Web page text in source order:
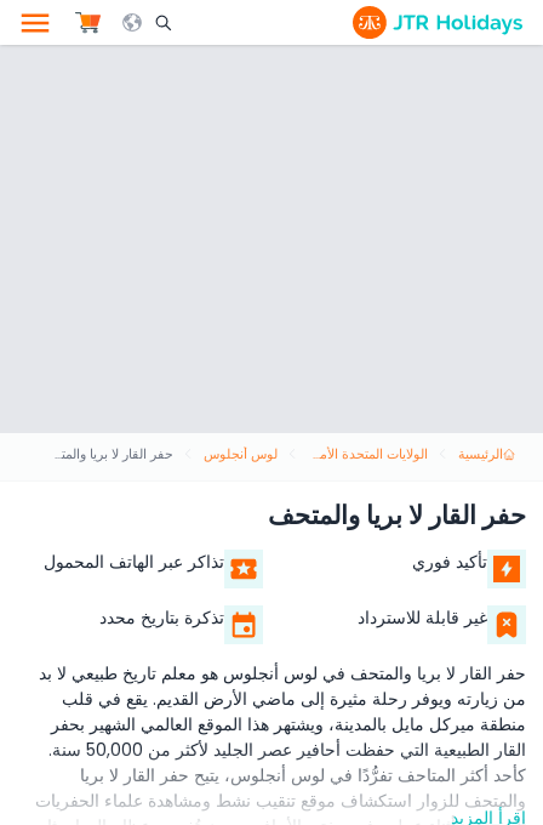
Search Opener Icon
الرئيسية الولايات المتحدة الأمريكية لوس أنجلوس حفر القار لا بريا والمتحف
حفر القار لا بريا والمتحف
تأكيد فوري تذاكر عبر الهاتف المحمول
غير قابلة للاسترداد تذكرة بتاريخ محدد
حفر القار لا بريا والمتحف في لوس أنجلوس هو معلم تاريخ طبيعي لا بد
من زيارته ويوفر رحلة مثيرة إلى ماضي الأرض القديم. يقع في قلب
منطقة ميركل مايل بالمدينة، ويشتهر هذا الموقع العالمي الشهير بحفر
القار الطبيعية التي حفظت أحافير عصر الجليد لأكثر من 50,000 سنة.
كأحد أكثر المتاحف تفرُّدًا في لوس أنجلوس، يتيح حفر القار لا بريا
والمتحف للزوار استكشاف موقع تنقيب نشط ومشاهدة علماء الحفريات
اقرأ المزيد